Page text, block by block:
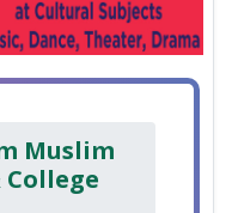
Muslim
College